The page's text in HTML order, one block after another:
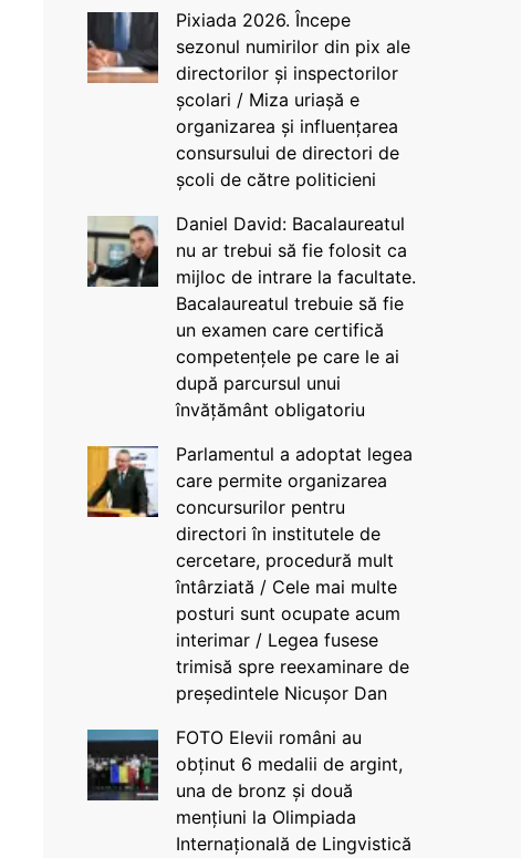
Pixiada 2026. Începe
sezonul numirilor din pix ale
directorilor și inspectorilor
școlari / Miza uriașă e
organizarea și influențarea
consursului de directori de
școli de către politicieni
Daniel David: Bacalaureatul
nu ar trebui să fie folosit ca
mijloc de intrare la facultate.
Bacalaureatul trebuie să fie
un examen care certifică
competențele pe care le ai
după parcursul unui
învățământ obligatoriu
Parlamentul a adoptat legea
care permite organizarea
concursurilor pentru
directori în institutele de
cercetare, procedură mult
întârziată / Cele mai multe
posturi sunt ocupate acum
interimar / Legea fusese
trimisă spre reexaminare de
președintele Nicușor Dan
FOTO Elevii români au
obținut 6 medalii de argint,
una de bronz și două
mențiuni la Olimpiada
Internațională de Lingvistică